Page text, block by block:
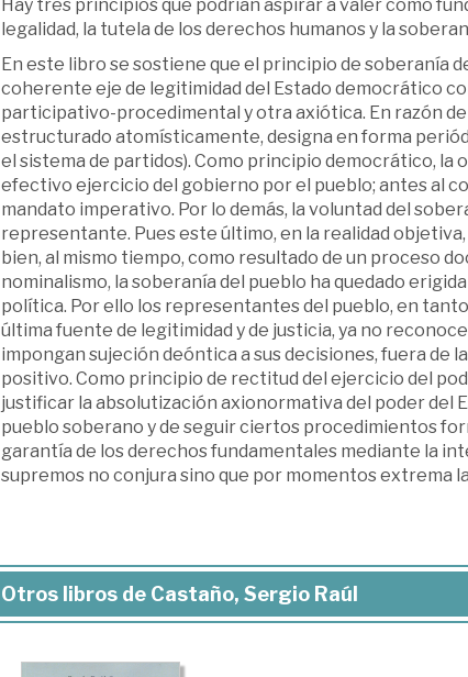
Hay tres principios que podrían aspirar a valer como
legalidad, la tutela de los derechos humanos y la
En este libro se sostiene que el principio de soberanía
coherente eje de legitimidad del Estado democrático
participativo-procedimental y otra axiótica. En razón
estructurado atomísticamente, designa en forma
el sistema de partidos). Como principio democrático, la
efectivo ejercicio del gobierno por el pueblo; antes al
mandato imperativo. Por lo demás, la voluntad del
representante. Pues este último, en la realidad
bien, al mismo tiempo, como resultado de un proceso
nominalismo, la soberanía del pueblo ha quedado
política. Por ello los representantes del pueblo, en
última fuente de legitimidad y de justicia, ya no
impongan sujeción deóntica a sus decisiones, fuera
positivo. Como principio de rectitud del ejercicio del
justificar la absolutización axionormativa del poder del
pueblo soberano y de seguir ciertos procedimientos
garantía de los derechos fundamentales mediante la
supremos no conjura sino que por momentos extrema
Otros libros de Castaño, Sergio Raúl